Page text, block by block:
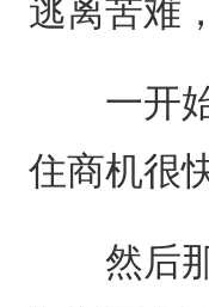
逃离苦难
一开始
住商机很
然后那